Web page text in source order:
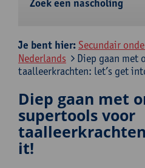
Zoek een nascholing
Je bent hier: Secundair
Nederlands
Diep gaan met
taalleerkrachten: let’s get
Diep gaan met
supertools voor
it!